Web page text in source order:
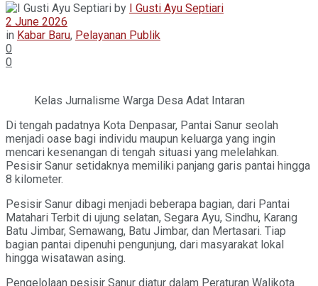
by I Gusti Ayu Septiari
2 June 2026
in Kabar Baru, Pelayanan Publik
0
0
Kelas Jurnalisme Warga Desa Adat Intaran
Di tengah padatnya Kota Denpasar, Pantai Sanur seolah
menjadi oase bagi individu maupun keluarga yang ingin
mencari kesenangan di tengah situasi yang melelahkan.
Pesisir Sanur setidaknya memiliki panjang garis pantai hingga
8 kilometer.
Pesisir Sanur dibagi menjadi beberapa bagian, dari Pantai
Matahari Terbit di ujung selatan, Segara Ayu, Sindhu, Karang
Batu Jimbar, Semawang, Batu Jimbar, dan Mertasari. Tiap
bagian pantai dipenuhi pengunjung, dari masyarakat lokal
hingga wisatawan asing.
Pengelolaan pesisir Sanur diatur dalam Peraturan Walikota